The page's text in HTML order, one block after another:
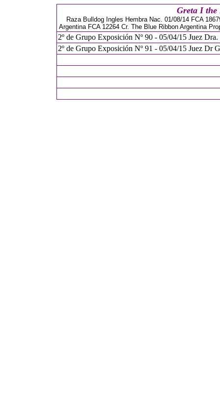
Greta I the
Raza Bulldog Ingles Hembra Nac. 01/08/14 FCA
Argentina FCA 12264 Cr. The Blue Ribbon Argentina
2º de Grupo Exposición Nº 90 - 05/04/15 Juez
2º de Grupo Exposición Nº 91 - 05/04/15 Juez Dr